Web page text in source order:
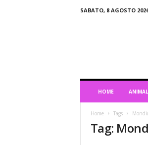
SABATO, 8 AGOSTO
HOME
Home Tags
Tag: